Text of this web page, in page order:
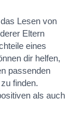
Lesen von
Eltern
eines
dir helfen,
passenden
finden.
als auch